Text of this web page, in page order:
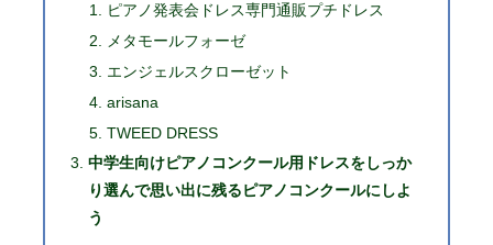
ピアノ発表会ドレス専門通販プチドレス
メタモールフォーゼ
エンジェルスクローゼット
arisana
TWEED DRESS
中学生向けピアノコンクール用ドレスをしっか
り選んで思い出に残るピアノコンクールにしよ
う